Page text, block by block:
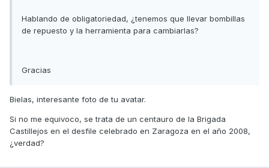
Hablando de obligatoriedad, ¿tenemos que llevar bombillas
de repuesto y la herramienta para cambiarlas?
Gracias
Bielas, interesante foto de tu avatar.
Si no me equivoco, se trata de un centauro de la Brigada
Castillejos en el desfile celebrado en Zaragoza en el año 2008,
¿verdad?